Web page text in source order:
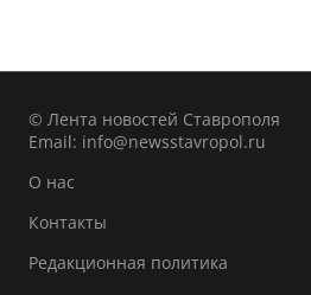
© Лента новостей Ставрополя
Email: info@newsstavropol.ru
О нас
Контакты
Редакционная политика